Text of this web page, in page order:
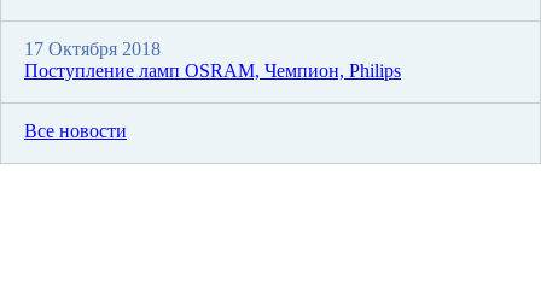
17 Октября 2018
Поступление ламп OSRAM, Чемпион, Philips
Все новости